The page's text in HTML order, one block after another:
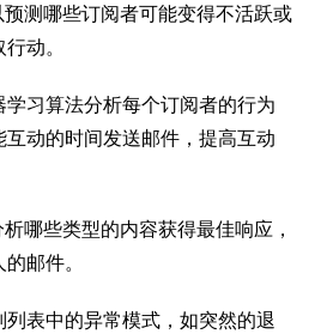
预测哪些订阅者可能变得不活跃或
动。
学习算法分析每个订阅者的行为
动的时间发送邮件，提高互动
析哪些类型的内容获得最佳响应，
邮件。
列表中的异常模式，如突然的退